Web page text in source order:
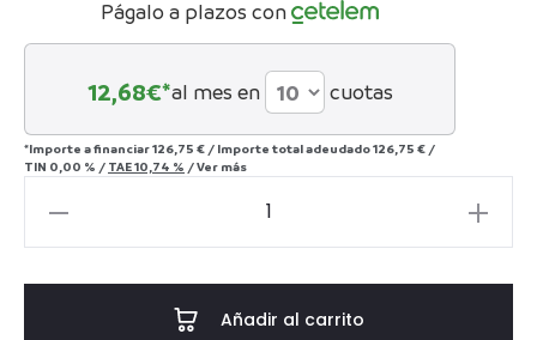
Págalo a plazos con
12,68€*al mes en cuotas
*Importe a financiar126,75 € / Importe total adeudado126,75 € /
TIN 0,00 % / TAE10,74 % /Ver más
Añadir al carrito